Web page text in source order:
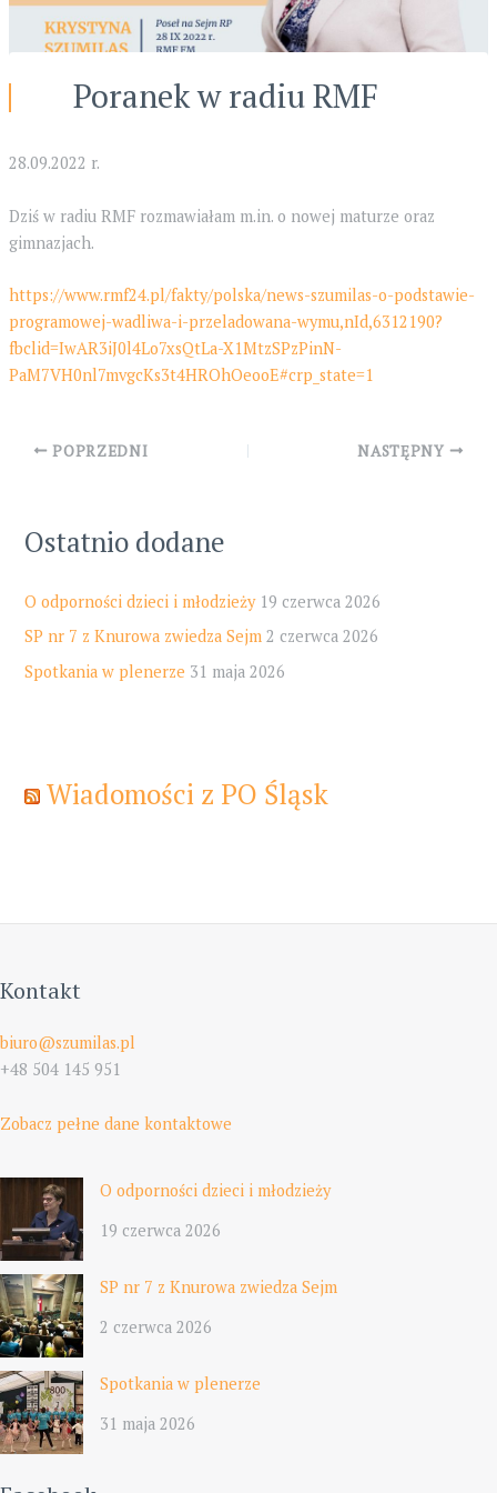
Poranek w radiu RMF
28.09.2022 r.
Dziś w radiu RMF rozmawiałam m.in. o nowej maturze oraz
gimnazjach.
https://www.rmf24.pl/fakty/polska/news-szumilas-o-podstawie-
programowej-wadliwa-i-przeladowana-wymu,nId,6312190?
fbclid=IwAR3iJ0l4Lo7xsQtLa-X1MtzSPzPinN-
PaM7VH0nl7mvgcKs3t4HROhOeooE#crp_state=1
Post
POPRZEDNI NASTĘPNY
Ostatnio dodane
O odporności dzieci i młodzieży 19 czerwca 2026
SP nr 7 z Knurowa zwiedza Sejm 2 czerwca 2026
Spotkania w plenerze 31 maja 2026
Wiadomości z PO Śląsk
Kontakt
biuro@szumilas.pl
+48 504 145 951
Zobacz pełne dane kontaktowe
O odporności dzieci i młodzieży
19 czerwca 2026
SP nr 7 z Knurowa zwiedza Sejm
2 czerwca 2026
Spotkania w plenerze
31 maja 2026